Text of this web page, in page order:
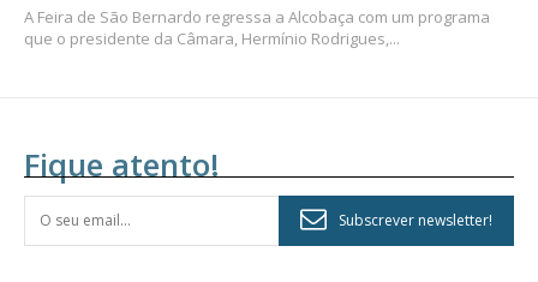
A Feira de São Bernardo regressa a Alcobaça com um programa
que o presidente da Câmara, Hermínio Rodrigues,...
Fique atento!
Subscrever newsletter!